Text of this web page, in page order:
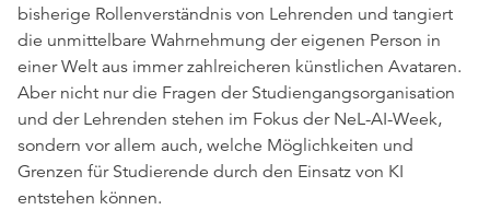
bisherige Rollenverständnis von Lehrenden und tangiert
die unmittelbare Wahrnehmung der eigenen Person in
einer Welt aus immer zahlreicheren künstlichen Avataren.
Aber nicht nur die Fragen der Studiengangsorganisation
und der Lehrenden stehen im Fokus der NeL-AI-Week,
sondern vor allem auch, welche Möglichkeiten und
Grenzen für Studierende durch den Einsatz von KI
entstehen können.